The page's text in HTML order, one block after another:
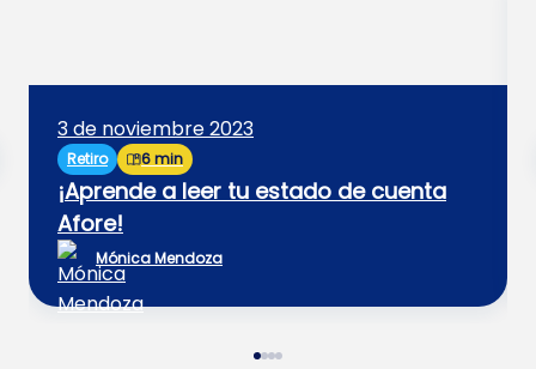
3 de noviembre 2023
Retiro 6 min
¡Aprende a leer tu estado de cuenta
Afore!
Mónica Mendoza